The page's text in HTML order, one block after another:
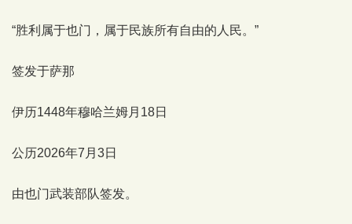
“胜利属于也门，属于民族所有自由的人民。”
签发于萨那
伊历1448年穆哈兰姆月18日
公历2026年7月3日
由也门武装部队签发。